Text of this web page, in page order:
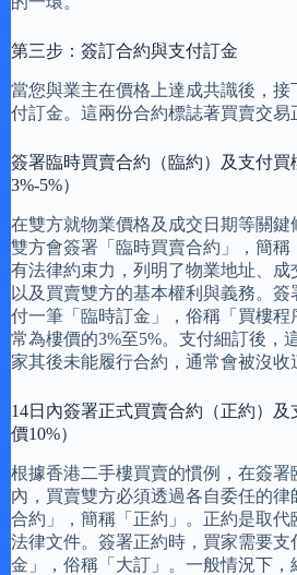
第三步：簽訂合約與支付訂金
當您與業主在價格上達成共識後，接
付訂金。這兩份合約標誌著買賣交易
簽署臨時買賣合約（臨約）及支付買
3%-5%）
在雙方就物業價格及成交日期等關
雙方會簽署「臨時買賣合約」，簡
有法律約束力，列明了物業地址、成
以及買賣雙方的基本權利與義務。
付一筆「臨時訂金」，俗稱「買樓程
常為樓價的3%至5%。支付細訂後，
家其後未能履行合約，通常會被沒收
14日內簽署正式買賣合約（正約）
價10%）
根據香港二手樓買賣的慣例，在簽署
內，買賣雙方必須透過各自委任的
合約」，簡稱「正約」。正約是取代
法律文件。簽署正約時，買家需要支
金」，俗稱「大訂」。一般情況下，